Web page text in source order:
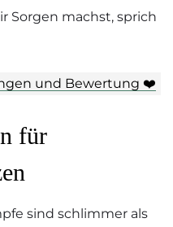
Sorgen machst, sprich
und Bewertung ❤️
für
sind schlimmer als